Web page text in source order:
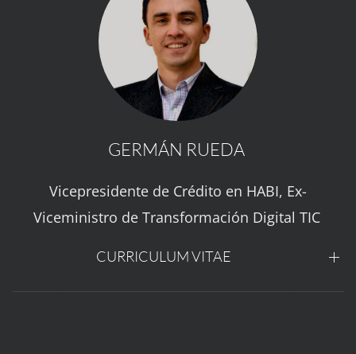
GERMÁN RUEDA
Vicepresidente de Crédito en HABI, Ex-
Viceministro de Transformación Digital TIC
CURRICULUM VITAE